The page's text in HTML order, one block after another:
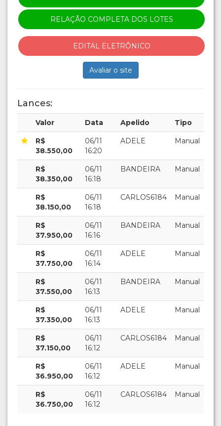
RELAÇÃO COMPLETA DOS LOTES
EDITAL ELETRÔNICO
Avaliar o site
Lances:
Valor Data Apelido Tipo
R$
38.550,00
06/11
16:20
ADELE Manual
R$
38.350,00
06/11
16:18
BANDEIRA Manual
R$
38.150,00
06/11
16:18
CARLOS6184 Manual
R$
37.950,00
06/11
16:16
BANDEIRA Manual
R$
37.750,00
06/11
16:14
ADELE Manual
R$
37.550,00
06/11
16:13
BANDEIRA Manual
R$
37.350,00
06/11
16:13
ADELE Manual
R$
37.150,00
06/11
16:12
CARLOS6184 Manual
R$
36.950,00
06/11
16:12
ADELE Manual
R$
36.750,00
06/11
16:12
CARLOS6184 Manual